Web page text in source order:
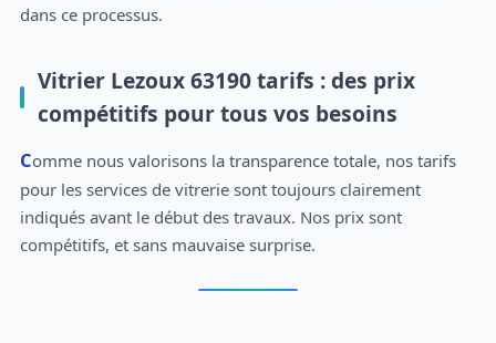
dans ce processus.
Vitrier Lezoux 63190 tarifs : des prix
compétitifs pour tous vos besoins
Comme nous valorisons la transparence totale, nos tarifs
pour les services de vitrerie sont toujours clairement
indiqués avant le début des travaux. Nos prix sont
compétitifs, et sans mauvaise surprise.